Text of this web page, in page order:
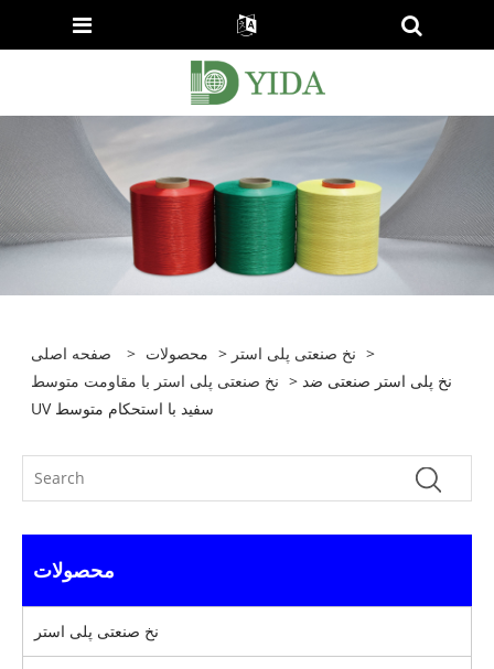
صفحه اصلی > محصولات > نخ صنعتی پلی استر >
نخ صنعتی پلی استر با مقاومت متوسط > نخ پلی استر صنعتی ضد
UV سفید با استحکام متوسط
محصولات
نخ صنعتی پلی استر